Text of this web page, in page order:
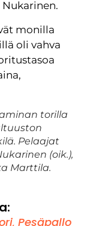
monilla
oli vahva
torilla
Pelaajat
(oik.),
Marttila.
,Pesäpallo